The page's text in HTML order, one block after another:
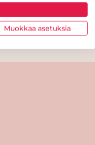
Muokkaa asetuksia